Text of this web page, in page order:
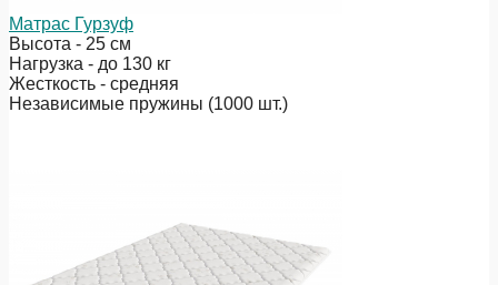
Матрас Гурзуф
Высота - 25 см
Нагрузка - до 130 кг
Жесткость - средняя
Независимые пружины (1000 шт.)